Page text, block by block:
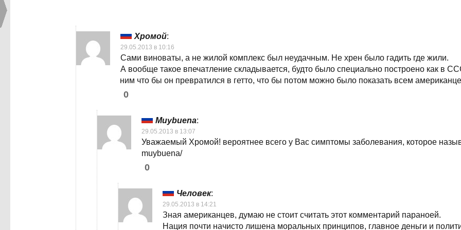
Хромой:
29.05.2013 в 10:16
Сами виноваты, а не жилой комплекс был неудачным. Не хрен было гадить где жили.
А вообще такое впечатление складывается, будто было специально построено как в
ним что бы он превратился в гетто, что бы потом можно было показать всем
0
Muybuena:
29.05.2013 в 13:07
Уважаемый Хромой! вероятнее всего у Вас симптомы заболевания, которое
muybuena/
0
Человек:
29.05.2013 в 14:21
Зная американцев, думаю не стоит считать этот комментарий параноей.
Нация почти начисто лишена моральных принципов, главное деньги и